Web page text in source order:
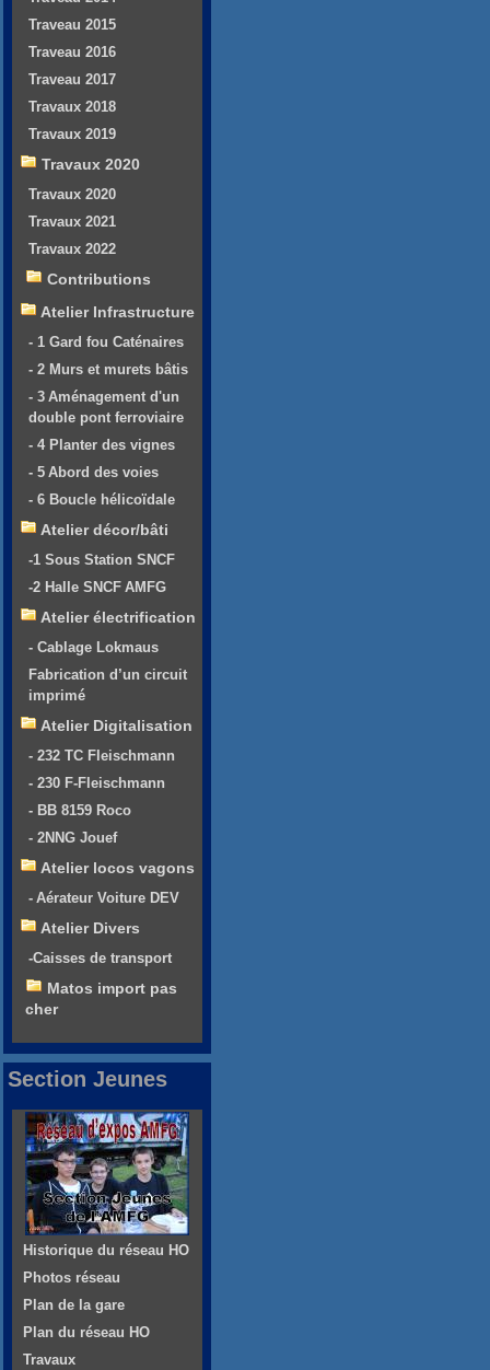
Traveau 2015
Traveau 2016
Traveau 2017
Travaux 2018
Travaux 2019
Travaux 2020
Travaux 2020
Travaux 2021
Travaux 2022
Contributions
Atelier Infrastructure
- 1 Gard fou Caténaires
- 2 Murs et murets bâtis
- 3 Aménagement d'un
double pont ferroviaire
- 4 Planter des vignes
- 5 Abord des voies
- 6 Boucle hélicoïdale
Atelier décor/bâti
-1 Sous Station SNCF
-2 Halle SNCF AMFG
Atelier électrification
- Cablage Lokmaus
Fabrication d’un circuit
imprimé
Atelier Digitalisation
- 232 TC Fleischmann
- 230 F-Fleischmann
- BB 8159 Roco
- 2NNG Jouef
Atelier locos vagons
- Aérateur Voiture DEV
Atelier Divers
-Caisses de transport
Matos import pas
cher
Section Jeunes
Historique du réseau HO
Photos réseau
Plan de la gare
Plan du réseau HO
Travaux